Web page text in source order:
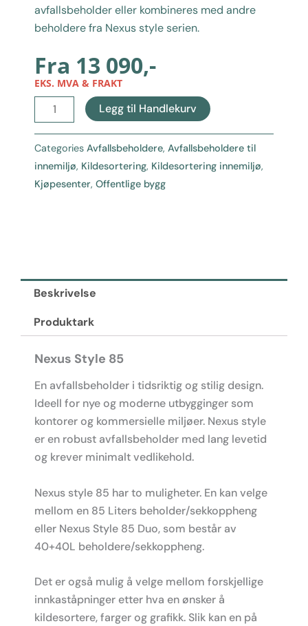
avfallsbeholder eller kombineres med andre
beholdere fra Nexus style serien.
Fra 13 090,-
EKS. MVA & FRAKT
Nexus
Style
Kildesortering
innendørs
Legg til Handlekurv
Categories Avfallsbeholdere, Avfallsbeholdere til
innemiljø, Kildesortering, Kildesortering innemiljø,
Kjøpesenter, Offentlige bygg
Beskrivelse
Produktark
Nexus Style 85
En avfallsbeholder i tidsriktig og stilig design.
Ideell for nye og moderne utbygginger som
kontorer og kommersielle miljøer. Nexus style
er en robust avfallsbeholder med lang levetid
og krever minimalt vedlikehold.
Nexus style 85 har to muligheter. En kan velge
mellom en 85 Liters beholder/sekkoppheng
eller Nexus Style 85 Duo, som består av
40+40L beholdere/sekkoppheng.
Det er også mulig å velge mellom forskjellige
innkaståpninger etter hva en ønsker å
kildesortere, farger og grafikk. Slik kan en på